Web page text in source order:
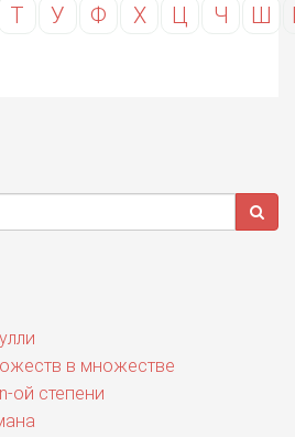
Т У Ф Х Ц Ч Ш
в множестве
ой степени